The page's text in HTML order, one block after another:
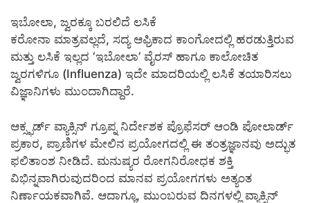
ಇಬೋಲಾ, ಜ್ವರಕ್ಕೂ ಬರಲಿದೆ ಲಸಿಕೆ
ಕರೋನಾ ಮಾತ್ರವಲ್ಲದೆ, ಸದ್ಯ ಆಫ್ರಿಕಾದ ಕಾಂಗೋದಲ್ಲಿ ಹರಡುತ್ತಿರುವ
ಮತ್ತು ಲಸಿಕೆ ಇಲ್ಲದ ‘ಇಬೋಲಾ’ ವೈರಸ್ ಹಾಗೂ ಕಾಲೋಚಿತ
ಜ್ವರಗಳಿಗೂ (Influenza) ಇದೇ ಮಾದರಿಯಲ್ಲಿ ಲಸಿಕೆ ತಯಾರಿಸಲು
ವಿಜ್ಞಾನಿಗಳು ಮುಂದಾಗಿದ್ದಾರೆ.
ಆಕ್ಸ್ಫರ್ಡ್ ವ್ಯಾಕ್ಸಿನ್ ಗ್ರೂಪ್ನ ನಿರ್ದೇಶಕ ಪ್ರೊಫೆಸರ್ ಆಂಡಿ ಪೋಲಾರ್ಡ್
ಪ್ರಕಾರ, ಪ್ರಾಣಿಗಳ ಮೇಲಿನ ಪ್ರಯೋಗದಲ್ಲಿ ಈ ತಂತ್ರಜ್ಞಾನವು ಅದ್ಭುತ
ಫಲಿತಾಂಶ ನೀಡಿದೆ. ಮನುಷ್ಯರ ರೋಗನಿರೋಧಕ ಶಕ್ತಿ
ವಿಭಿನ್ನವಾಗಿರುವುದರಿಂದ ಮಾನವ ಪ್ರಯೋಗಗಳು ಅತ್ಯಂತ
ನಿರ್ಣಾಯಕವಾಗಿವೆ. ಆದಾಗ್ಯೂ, ಮುಂಬರುವ ದಿನಗಳಲ್ಲಿ ವ್ಯಾಕ್ಸಿನ್